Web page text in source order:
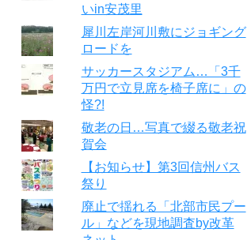
いin安茂里
犀川左岸河川敷にジョギング
ロードを
サッカースタジアム…「3千
万円で立見席を椅子席に」の
怪?!
敬老の日…写真で綴る敬老祝
賀会
【お知らせ】第3回信州バス
祭り
廃止で揺れる「北部市民プー
ル」などを現地調査by改革